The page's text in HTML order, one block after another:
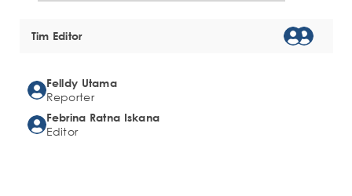
Tim Editor
Felldy Utama
Reporter
Febrina Ratna Iskana
Editor